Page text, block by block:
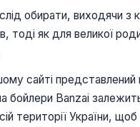
обирати, виходячи з
тоді як для великої
сайті
бойлери Banzai
території України,